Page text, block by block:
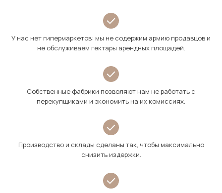
У нас нет гипермаркетов: мы не содержим армию продавцов и
не обслуживаем гектары арендных площадей.
Собственные фабрики позволяют нам не работать с
перекупщиками и экономить на их комиссиях.
Производство и склады сделаны так, чтобы максимально
снизить издержки.